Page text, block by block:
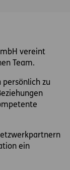
vereint
Team.
persönlich zu
ein